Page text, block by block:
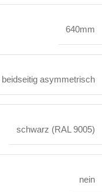
640mm
beidseitig asymmetrisch
schwarz (RAL 9005)
nein